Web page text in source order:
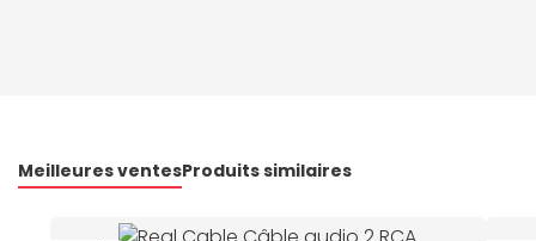
Meilleures ventesProduits similaires